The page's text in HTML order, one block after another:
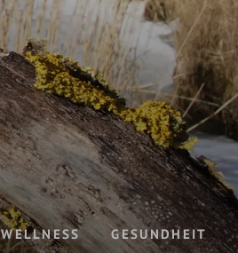
WELLNESS GESUNDHEIT